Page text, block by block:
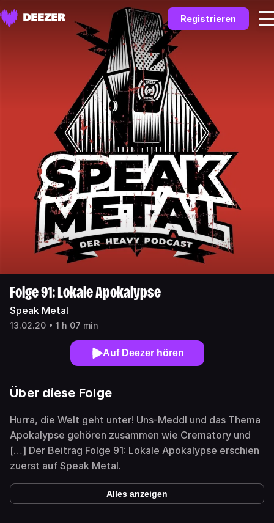
Registrieren
Folge 91: Lokale Apokalypse
Speak Metal
13.02.20 • 1 h 07 min
Auf Deezer hören
Über diese Folge
Hurra, die Welt geht unter! Uns-Meddl und das Thema
Apokalypse gehören zusammen wie Crematory und
[…] Der Beitrag Folge 91: Lokale Apokalypse erschien
zuerst auf Speak Metal.
Alles anzeigen